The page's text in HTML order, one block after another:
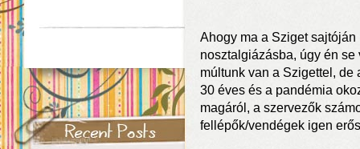
Ahogy ma a Sziget
nosztalgiázásba, úgy én
múltunk van a Szigettel, de
30 éves és a pandémia
magáról, a szervezők
fellépők/vendégek igen